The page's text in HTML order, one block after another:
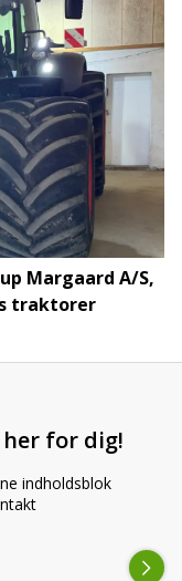
Margaard A/S,
traktorer
for dig!
indholdsblok